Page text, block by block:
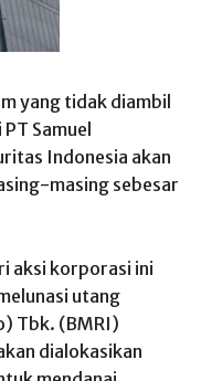
yang tidak diambil
Samuel
Indonesia akan
masing sebesar
aksi korporasi ini
utang
Tbk. (BMRI)
dialokasikan